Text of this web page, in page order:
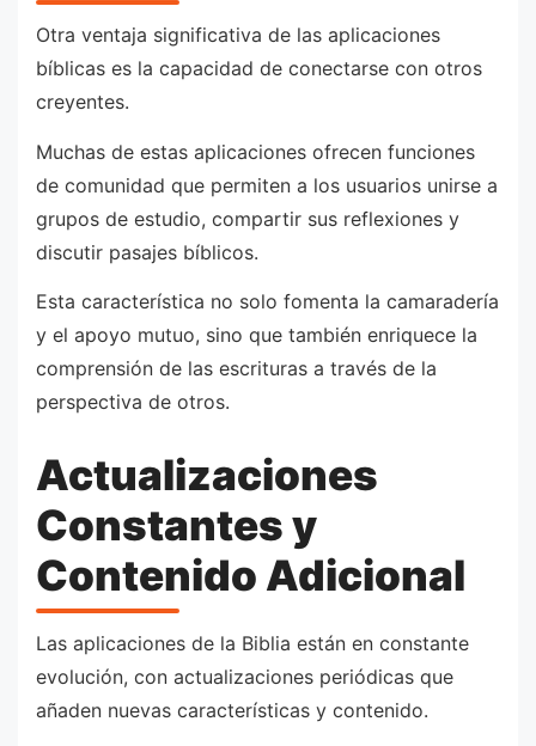
Otra ventaja significativa de las aplicaciones
bíblicas es la capacidad de conectarse con otros
creyentes.
Muchas de estas aplicaciones ofrecen funciones
de comunidad que permiten a los usuarios unirse a
grupos de estudio, compartir sus reflexiones y
discutir pasajes bíblicos.
Esta característica no solo fomenta la camaradería
y el apoyo mutuo, sino que también enriquece la
comprensión de las escrituras a través de la
perspectiva de otros.
Actualizaciones
Constantes y
Contenido Adicional
Las aplicaciones de la Biblia están en constante
evolución, con actualizaciones periódicas que
añaden nuevas características y contenido.